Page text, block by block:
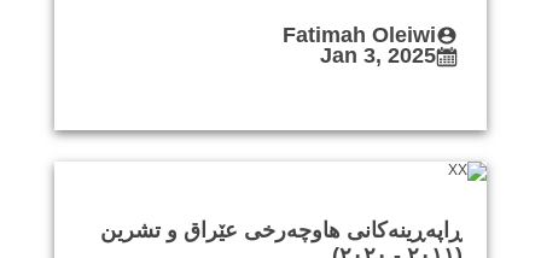
Fatimah Oleiwi
Jan 3, 2025
ڕاپەڕینەکانی هاوچەرخی عێراق و تشرین